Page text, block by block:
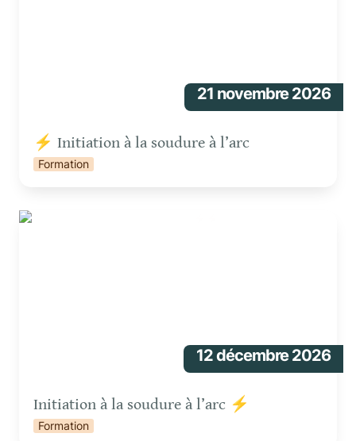
⚡ Initiation à la soudure à l’arc
21 novembre 2026
Formation
Initiation à la soudure à l’arc ⚡
Initiation à la soudure à l’arc ⚡
12 décembre 2026
Formation